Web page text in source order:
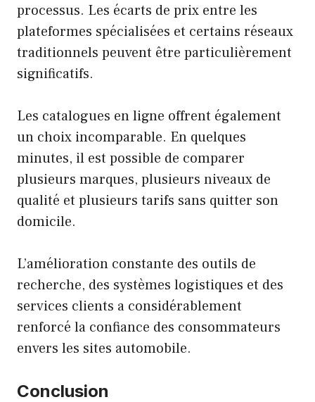
processus. Les écarts de prix entre les
plateformes spécialisées et certains réseaux
traditionnels peuvent être particulièrement
significatifs.
Les catalogues en ligne offrent également
un choix incomparable. En quelques
minutes, il est possible de comparer
plusieurs marques, plusieurs niveaux de
qualité et plusieurs tarifs sans quitter son
domicile.
L’amélioration constante des outils de
recherche, des systèmes logistiques et des
services clients a considérablement
renforcé la confiance des consommateurs
envers les sites automobile.
Conclusion